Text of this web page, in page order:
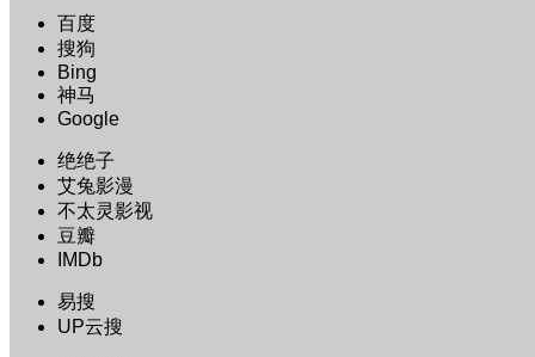
百度
搜狗
Bing
神马
Google
绝绝子
艾兔影漫
不太灵影视
豆瓣
IMDb
易搜
UP云搜